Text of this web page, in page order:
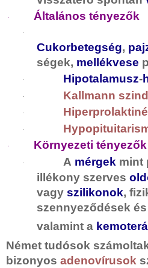
· Általános tényezők
·
Cukorbetegség,
ségek, mellékvese
· Hipotalamusz-
· Kallmann
·
·
· Környezeti tényezők
· A mérgek mint
illékony szerves
vagy szilikonok,
szennyeződések és
valamint a
Német tudósok
bizonyos adenovírusok